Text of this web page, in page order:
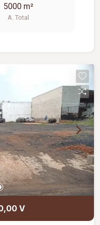
5000 m²
A. Total
V